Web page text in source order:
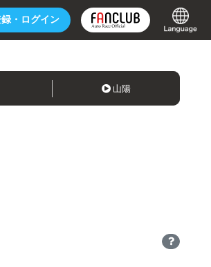
・ ログイン
山陽